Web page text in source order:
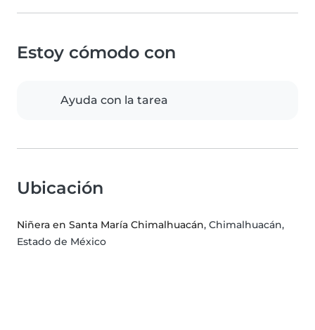
Estoy cómodo con
Ayuda con la tarea
Ubicación
Niñera en Santa María Chimalhuacán, Chimalhuacán,
Estado de México